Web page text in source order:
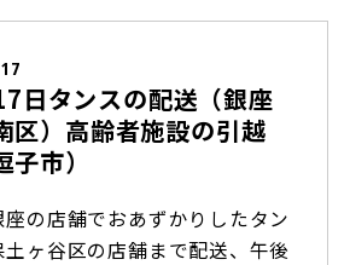
日タンスの配送（銀座
）高齢者施設の引越
市）
の店舗でおあずかりしたタン
ヶ谷区の店舗まで配送、午後